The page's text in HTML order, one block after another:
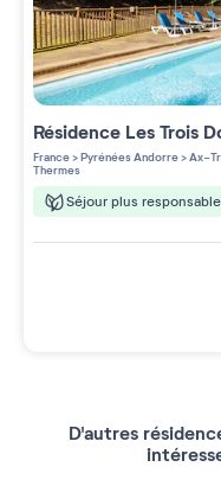
Résidence Les Trois
France>Pyrénées Andorre>Ax-
Thermes
Séjour plus responsable
D'autres